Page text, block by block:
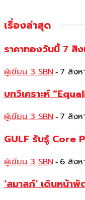
เรื่องล่าสุด
ราคาทองวันนี้ 7
ผู้เขียน 3 SBN - 7 สิง
บทวิเคราะห์
ผู้เขียน 3 SBN - 7 สิง
GULF รับรู้ Core
ผู้เขียน 3 SBN - 6 สิง
‘สมาสภ์’ เดินหน้า